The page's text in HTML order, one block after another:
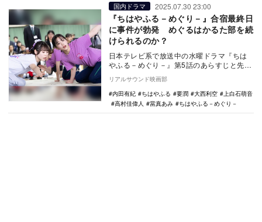
国内ドラマ 2025.07.30 23:00
『ちはやふる－めぐり－』合宿最終日
に事件が勃発 めぐるはかるた部を続
けられるのか？
日本テレビ系で放送中の水曜ドラマ『ちは
やふる－めぐり－』第5話のあらすじと先行
カットが公開された。 TVerで『ちはやふる
－め…
リアルサウンド映画部
内田有紀
ちはやふる 要潤 大西利空
上白石萌音
高村佳偉人
當真あみ ちはやふる－めぐり－